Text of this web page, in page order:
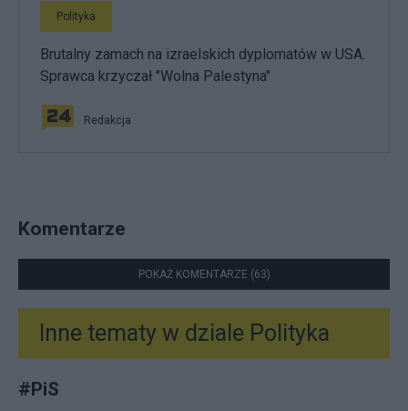
Polityka
Brutalny zamach na izraelskich dyplomatów w USA.
Sprawca krzyczał "Wolna Palestyna"
Redakcja
Komentarze
POKAŻ KOMENTARZE (63)
Inne tematy w dziale Polityka
#PiS